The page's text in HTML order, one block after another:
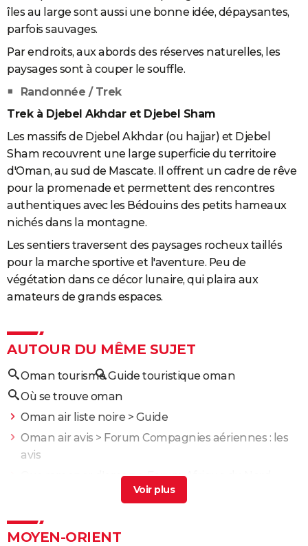
îles au large sont aussi une bonne idée, dépaysantes,
parfois sauvages.
Par endroits, aux abords des réserves naturelles, les
paysages sont à couper le souffle.
Randonnée / Trek
Trek à Djebel Akhdar et Djebel Sham
Les massifs de Djebel Akhdar (ou hajjar) et Djebel
Sham recouvrent une large superficie du territoire
d'Oman, au sud de Mascate. Il offrent un cadre de rêve
pour la promenade et permettent des rencontres
authentiques avec les Bédouins des petits hameaux
nichés dans la montagne.
Les sentiers traversent des paysages rocheux taillés
pour la marche sportive et l'aventure. Peu de
végétation dans ce décor lunaire, qui plaira aux
amateurs de grands espaces.
AUTOUR DU MÊME SUJET
Oman tourismeGuide touristique oman
Où se trouve oman
Oman air liste noire > Guide
Oman air avis > Forum Compagnies aériennes : les
avis
Que ramener d'oman>Forum Afrique du Nord
Décalage horaire : carte des 24 fuseaux horaires et
Assurance Covid-19 : pour quels pays est-elle
MOYEN-ORIENT